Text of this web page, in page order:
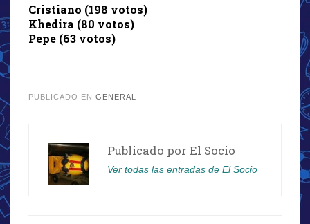
Cristiano (198 votos)
Khedira (80 votos)
Pepe (63 votos)
PUBLICADO EN GENERAL
Publicado por El Socio
Ver todas las entradas de El Socio